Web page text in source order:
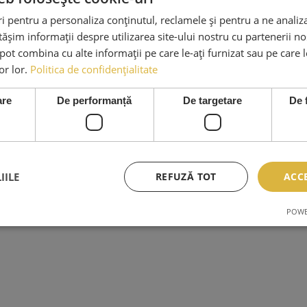
pentru a personaliza conținutul, reclamele și pentru a ne
informații despre utilizarea site-ului nostru cu partenerii
combina cu alte informații pe care le-ați furnizat sau pe care
lor. Politica de confidențialitate
De performanță De targetare De
REFUZĂ TOT